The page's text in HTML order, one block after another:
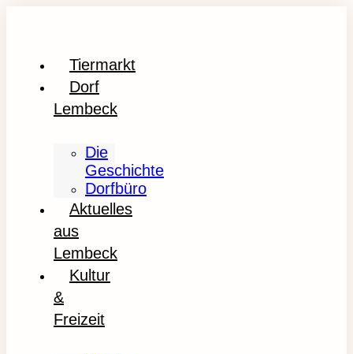
Tiermarkt
Dorf
Lembeck
Die
Geschichte
Dorfbüro
Aktuelles
aus
Lembeck
Kultur
&
Freizeit